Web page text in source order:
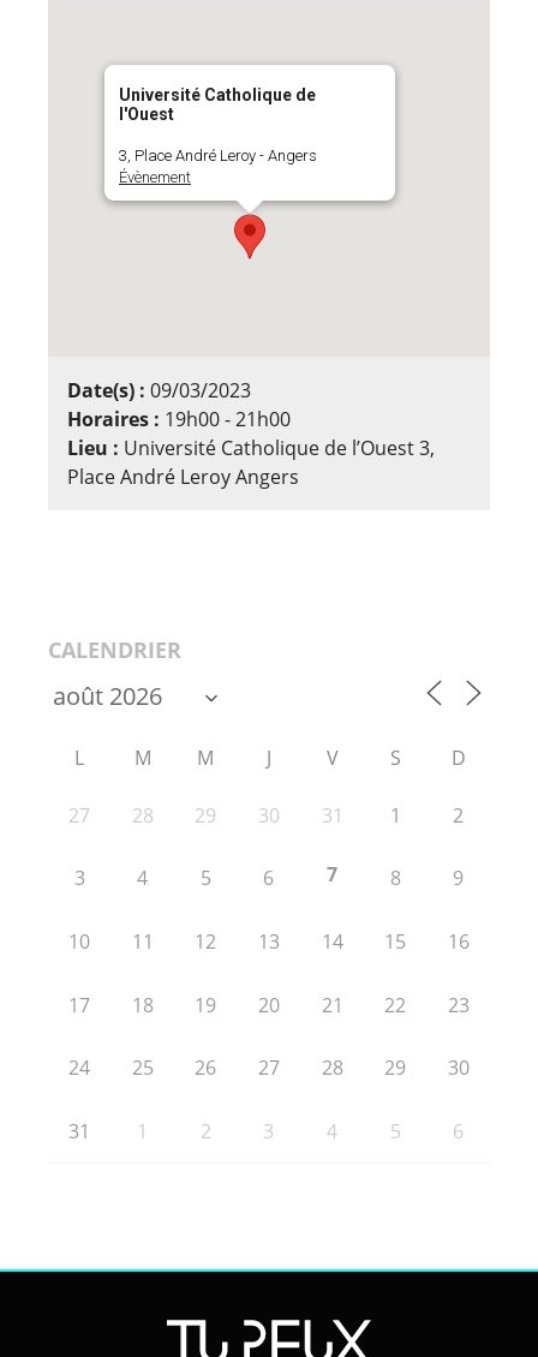
Université Catholique de
l'Ouest
3, Place André Leroy - Angers
Évènement
Date(s) : 09/03/2023
Horaires : 19h00 - 21h00
Lieu : Université Catholique de l’Ouest 3,
Place André Leroy Angers
CALENDRIER
L M M J V S D
27 28 29 30 31 1 2
3 4 5 6 7 8 9
10 11 12 13 14 15 16
17 18 19 20 21 22 23
24 25 26 27 28 29 30
31 1 2 3 4 5 6